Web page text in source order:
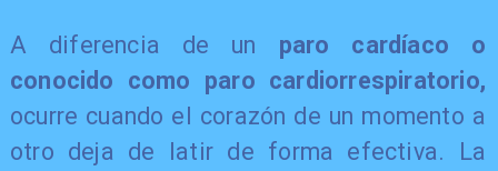
A diferencia de un paro cardíaco o
conocido como paro cardiorrespiratorio,
ocurre cuando el corazón de un momento a
otro deja de latir de forma efectiva. La